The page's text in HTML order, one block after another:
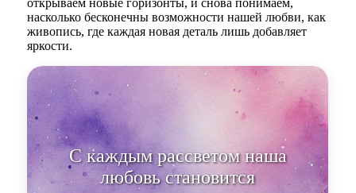
открываем новые горизонты, и снова понимаем,
насколько бесконечны возможности нашей любви, как
живопись, где каждая новая деталь лишь добавляет
яркости.
С каждым рассветом наша
любовь с